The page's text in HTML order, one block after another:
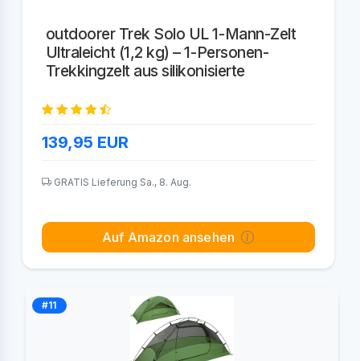
outdoorer Trek Solo UL 1-Mann-Zelt
Ultraleicht (1,2 kg) – 1-Personen-
Trekkingzelt aus silikonisierte
139,95 EUR
GRATIS Lieferung Sa., 8. Aug.
Auf Amazon ansehen
#11